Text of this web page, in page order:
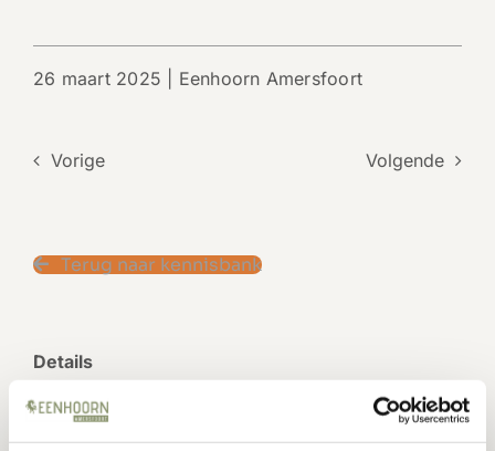
Terug naar kennisbank
Details
Eenhoorn Amersfoort
Alle items,Inspiratie & Cases
26 maart 2025 | Eenhoorn Amersfoort
Vorige Volgende